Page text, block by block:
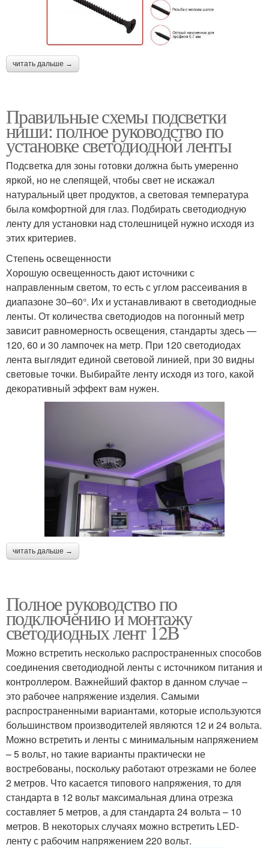
читать дальше →
Правильные схемы подсветки
ниши: полное руководство по
установке светодиодной ленты
Подсветка для зоны готовки должна быть умеренно
яркой, но не слепящей, чтобы свет не искажал
натуральный цвет продуктов, а световая температура
была комфортной для глаз. Подбирать светодиодную
ленту для установки над столешницей нужно исходя из
этих критериев.
Степень освещенности
Хорошую освещенность дают источники с
направленным светом, то есть с углом рассеивания в
диапазоне 30–60°. Их и устанавливают в светодиодные
ленты. От количества светодиодов на погонный метр
зависит равномерность освещения, стандарты здесь —
120, 60 и 30 лампочек на метр. При 120 светодиодах
лента выглядит единой световой линией, при 30 видны
световые точки. Выбирайте ленту исходя из того, какой
декоративный эффект вам нужен.
читать дальше →
Полное руководство по
подключению и монтажу
светодиодных лент 12В
Можно встретить несколько распространенных способов
соединения светодиодной ленты с источником питания и
контроллером. Важнейший фактор в данном случае –
это рабочее напряжение изделия. Самыми
распространенными вариантами, которые используются
большинством производителей являются 12 и 24 вольта.
Можно встретить и ленты с минимальным напряжением
– 5 вольт, но такие варианты практически не
востребованы, поскольку работают отрезками не более
2 метров. Что касается типового напряжения, то для
стандарта в 12 вольт максимальная длина отрезка
составляет 5 метров, а для стандарта 24 вольта – 10
метров. В некоторых случаях можно встретить LED-
ленту с рабочим напряжением 220 вольт.